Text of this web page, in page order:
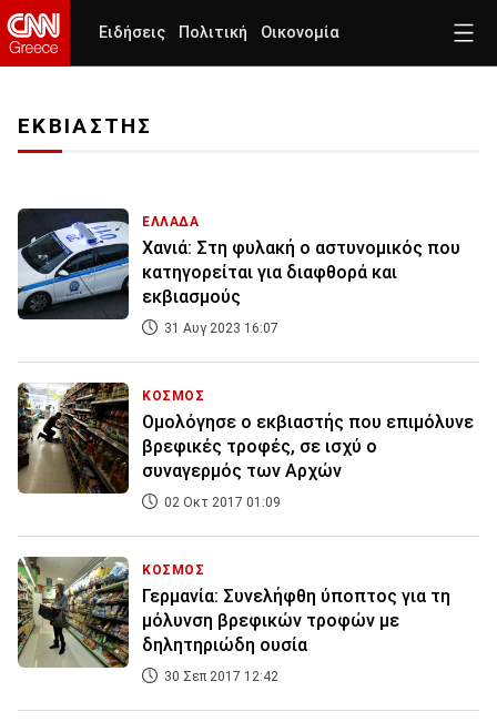
Ειδήσεις Πολιτική Οικονομία
ΕΚΒΙΑΣΤΗΣ
ΕΛΛΑΔΑ
Χανιά: Στη φυλακή ο αστυνομικός που
κατηγορείται για διαφθορά και
εκβιασμούς
31 Αυγ 2023 16:07
ΚΟΣΜΟΣ
Ομολόγησε ο εκβιαστής που επιμόλυνε
βρεφικές τροφές, σε ισχύ ο
συναγερμός των Αρχών
02 Οκτ 2017 01:09
ΚΟΣΜΟΣ
Γερμανία: Συνελήφθη ύποπτος για τη
μόλυνση βρεφικών τροφών με
δηλητηριώδη ουσία
30 Σεπ 2017 12:42